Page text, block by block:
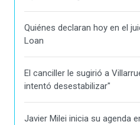
Quiénes declaran hoy en el
Loan
El canciller le sugirió a
intentó desestabilizar"
Javier Milei inicia su agenda